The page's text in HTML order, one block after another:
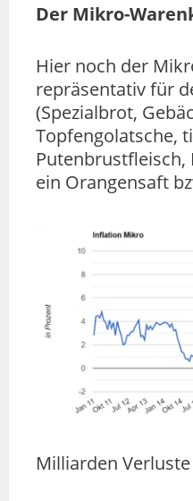
Der Mikro-
Hier noch der
repräsentativ für
(Spezialbrot,
Topfengolatsche,
ein Orangensaft
Milliarden